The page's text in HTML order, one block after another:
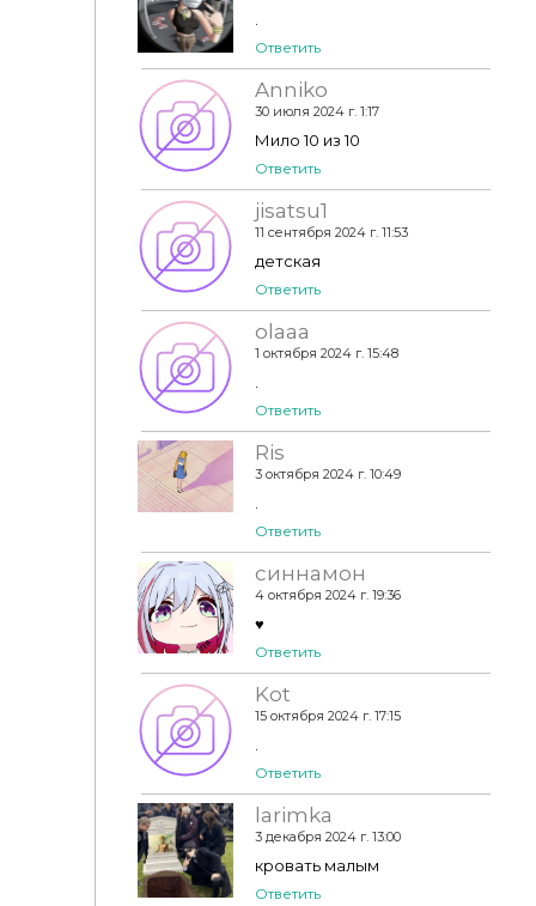
Ответить
Anniko
30 июля 2024 г. 1:17
Мило 10 из 10
Ответить
jisatsu1
11 сентября 2024 г. 11:53
детская
Ответить
olaaa
1 октября 2024 г. 15:48
Ответить
Ris
3 октября 2024 г. 10:49
Ответить
синнамон
4 октября 2024 г. 19:36
♥
Ответить
Kot
15 октября 2024 г. 17:15
Ответить
larimka
3 декабря 2024 г. 13:00
кровать малым
Ответить